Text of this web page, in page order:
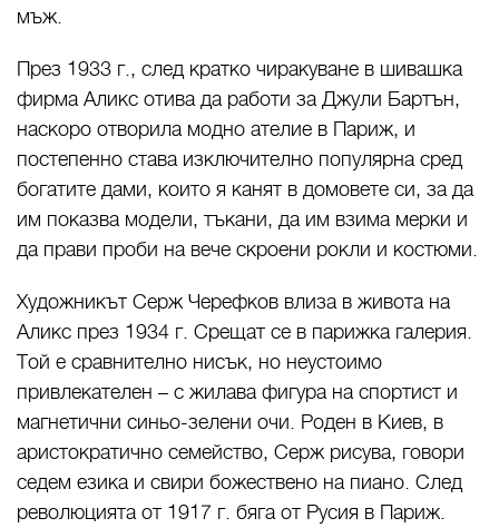
мъж.
През 1933 г., след кратко чиракуване в шивашка
фирма Аликс отива да работи за Джули Бартън,
наскоро отворила модно ателие в Париж, и
постепенно става изключително популярна сред
богатите дами, които я канят в домовете си, за да
им показва модели, тъкани, да им взима мерки и
да прави проби на вече скроени рокли и костюми.
Художникът Серж Черефков влиза в живота на
Аликс през 1934 г. Срещат се в парижка галерия.
Той е сравнително нисък, но неустоимо
привлекателен – с жилава фигура на спортист и
магнетични синьо-зелени очи. Роден в Киев, в
аристократично семейство, Серж рисува, говори
седем езика и свири божествено на пиано. След
революцията от 1917 г. бяга от Русия в Париж.